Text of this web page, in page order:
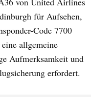
für Aufsehen,
Code 7700
allgemeine
Aufmerksamkeit und
erfordert.